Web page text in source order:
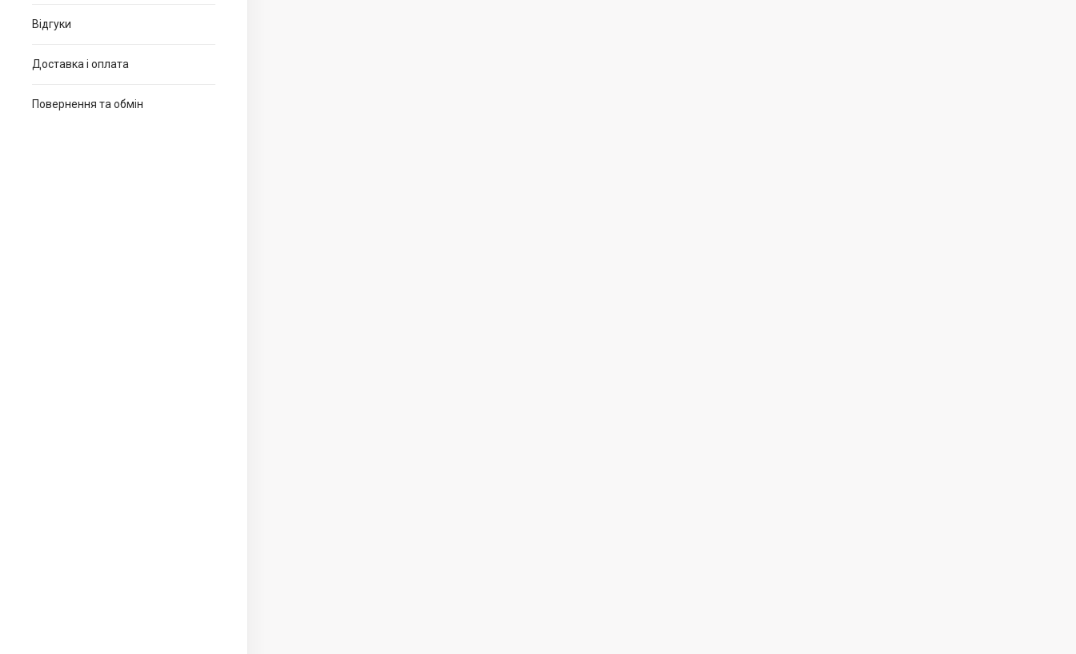
Відгуки
Доставка і оплата
Повернення та обмін